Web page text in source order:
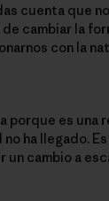
cuenta que
cambiar la
con la
porque es una
ha llegado. Es
cambio a